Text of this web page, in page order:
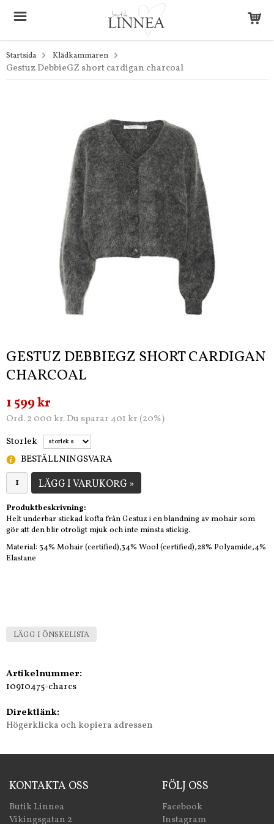
Startsida Klädkammaren
Gestuz DebbieGZ short cardigan charcoal
GESTUZ DEBBIEGZ SHORT CARDIGAN
CHARCOAL
1 599 kr
Ord. 2 000 kr. Du sparar 401 kr (20%)
Storlek
BESTÄLLNINGSVARA
LÄGG I VARUKORG »
Produktbeskrivning:
Helt underbar stickad kofta från Gestuz i en blandning av mohair som
gör att den blir otroligt mjuk och inte minsta stickig.
Material: 34% Mohair (certified),34% Wool (certified),28% Polyamide,4%
Elastane
LÄGG I ÖNSKELISTA
Artikelnummer:
10910475-charcs
Direktlänk:
Högerklicka och kopiera adressen
KONTAKTA OSS
Butik Linnea
Vikingsgatan 2
FÖLJ OSS
Facebook
Instagram